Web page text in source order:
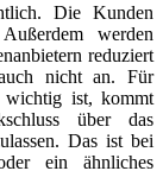
Die Kunden
werden
reduziert
nicht an. Für
wichtig ist, kommt
über das
Das ist bei
ein ähnliches